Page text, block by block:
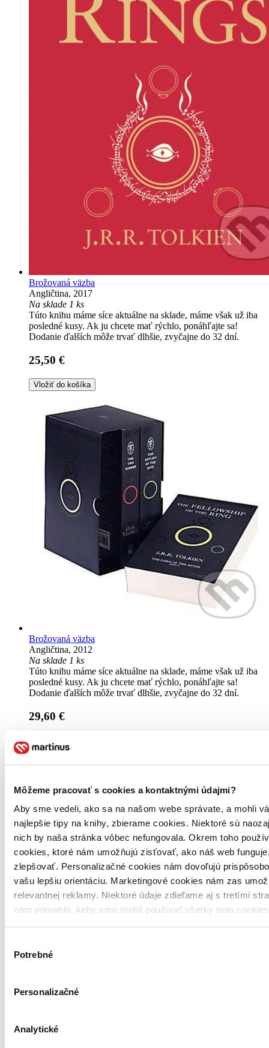
Môžeme pracovať s cookies a kontaktnými údajmi?
Aby sme vedeli, ako sa na našom webe správate, a mohli
najlepšie tipy na knihy, zbierame cookies. Niektoré sú
nich by naša stránka vôbec nefungovala. Okrem toho
cookies, ktoré nám umožňujú zisťovať, ako náš web
zlepšovať. Personalizačné cookies nám dovoľujú
vašu lepšiu orientáciu. Marketingové cookies nám zas
relevantnej reklamy. Niektoré údaje zdieľame aj s tretími
nám pomohlo, keby sme mohli používať všetky tieto
súhlasu
Potrebné
Personalizačné
Analytické
Brožovaná väzba
Angličtina, 2017
Na sklade 1 ks
Túto knihu máme síce aktuálne na sklade, máme však už iba
posledné kusy. Ak ju chcete mať rýchlo, ponáhľajte sa!
Dodanie ďalších môže trvať dlhšie, zvyčajne do 32 dní.
25,50 €
Vložiť do košíka
Brožovaná väzba
Angličtina, 2012
Na sklade 1 ks
Túto knihu máme síce aktuálne na sklade, máme však už iba
posledné kusy. Ak ju chcete mať rýchlo, ponáhľajte sa!
Dodanie ďalších môže trvať dlhšie, zvyčajne do 32 dní.
29,60 €